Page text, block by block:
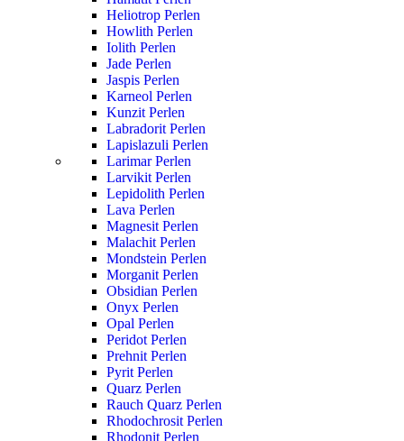
Heliotrop Perlen
Howlith Perlen
Iolith Perlen
Jade Perlen
Jaspis Perlen
Karneol Perlen
Kunzit Perlen
Labradorit Perlen
Lapislazuli Perlen
Larimar Perlen
Larvikit Perlen
Lepidolith Perlen
Lava Perlen
Magnesit Perlen
Malachit Perlen
Mondstein Perlen
Morganit Perlen
Obsidian Perlen
Onyx Perlen
Opal Perlen
Peridot Perlen
Prehnit Perlen
Pyrit Perlen
Quarz Perlen
Rauch Quarz Perlen
Rhodochrosit Perlen
Rhodonit Perlen